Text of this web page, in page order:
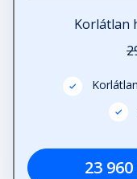
Korlátlan
23